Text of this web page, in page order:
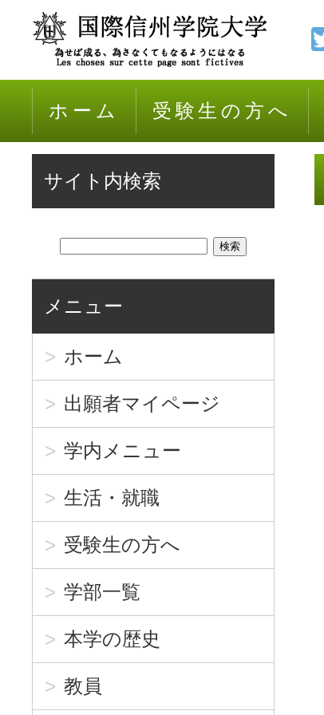
ホーム 受験生の方へ
サイト内検索
メニュー
ホーム
出願者マイページ
学内メニュー
生活・就職
受験生の方へ
学部一覧
本学の歴史
教員